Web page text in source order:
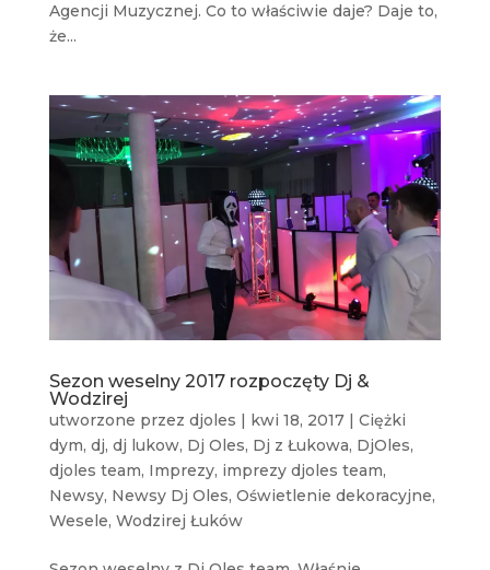
Agencji Muzycznej. Co to właściwie daje? Daje to,
że...
Sezon weselny 2017 rozpoczęty Dj &
Wodzirej
utworzone przez djoles | kwi 18, 2017| Ciężki
dym, dj, dj lukow, Dj Oles, Dj z Łukowa, DjOles,
djoles team, Imprezy, imprezy djoles team,
Newsy, Newsy Dj Oles, Oświetlenie dekoracyjne,
Wesele, Wodzirej Łuków